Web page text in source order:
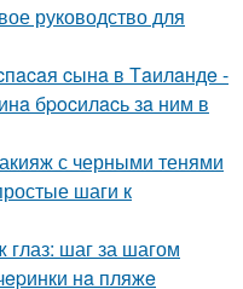
руководство для
cынa в Тaилaндe -
бpocилacь зa ним в
с черными тенями
шаги к
шаг за шагом
нa пляжe